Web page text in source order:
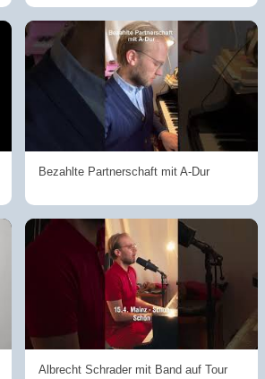
Bezahlte Partnerschaft mit A-Dur
Albrecht Schrader mit Band auf Tour